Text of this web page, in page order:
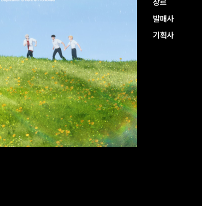
장르
발매사
기획사